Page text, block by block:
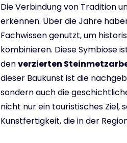
Die Verbindung von Tradition
erkennen. Über die Jahre
Fachwissen genutzt, um
kombinieren. Diese Symbiose
denverzierten
dieser Baukunst ist die
sondern auch die
nicht nur ein touristisches Ziel,
Kunstfertigkeit, die in der